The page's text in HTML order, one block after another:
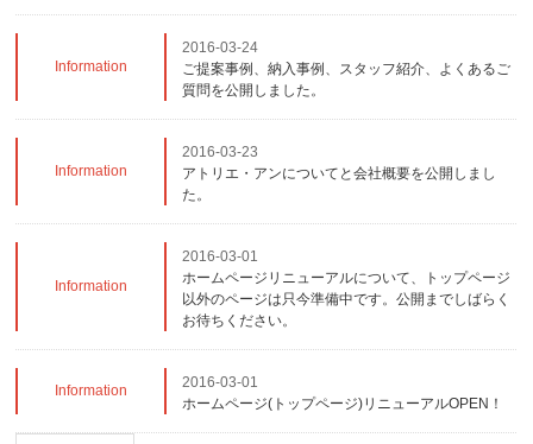
Information
2016-03-24
ご提案事例、納入事例、スタッフ紹介、よくあるご
質問を公開しました。
Information
2016-03-23
アトリエ・アンについてと会社概要を公開しまし
た。
Information
2016-03-01
ホームページリニューアルについて、トップページ
以外のページは只今準備中です。公開までしばらく
お待ちください。
Information
2016-03-01
ホームページ(トップページ)リニューアルOPEN！